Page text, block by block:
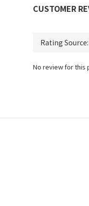
CUSTOMER
No review for this